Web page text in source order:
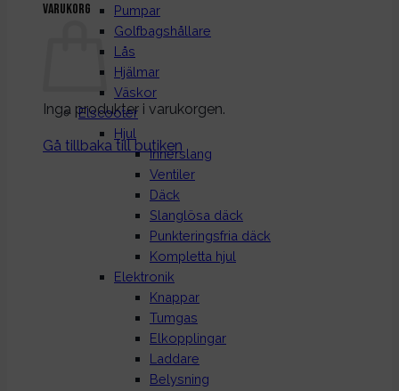
Varukorg
Inga produkter i varukorgen.
Gå tillbaka till butiken
Pumpar
Golfbagshållare
Lås
Hjälmar
Väskor
Elscooter
Hjul
Innerslang
Ventiler
Däck
Slanglösa däck
Punkteringsfria däck
Kompletta hjul
Elektronik
Knappar
Tumgas
Elkopplingar
Laddare
Belysning